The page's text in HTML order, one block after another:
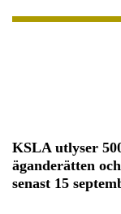
KSLA utlyser
äganderätten
senast 15